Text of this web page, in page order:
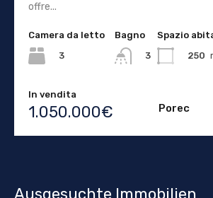
offre...
Camera da letto
3
Bagno
3
Spazio
250
In vendita
1.050.000€ Porec
Ausgesuchte Immobilien